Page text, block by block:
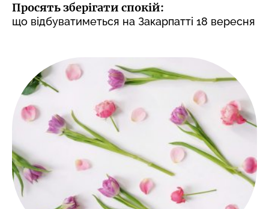
Просять зберігати спокій:
що відбуватиметься на Закарпатті 18 вересня